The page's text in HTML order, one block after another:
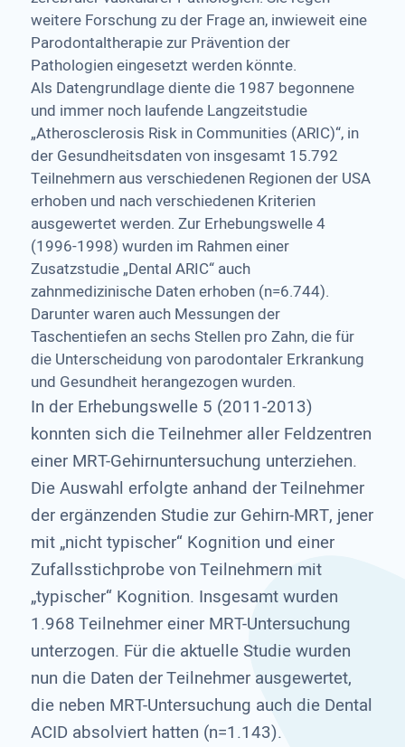
weitere Forschung zu der Frage an, inwieweit eine
Parodontaltherapie zur Prävention der
Pathologien eingesetzt werden könnte.
Als Datengrundlage diente die 1987 begonnene
und immer noch laufende Langzeitstudie
„Atherosclerosis Risk in Communities (ARIC)“, in
der Gesundheitsdaten von insgesamt 15.792
Teilnehmern aus verschiedenen Regionen der USA
erhoben und nach verschiedenen Kriterien
ausgewertet werden. Zur Erhebungswelle 4
(1996-1998) wurden im Rahmen einer
Zusatzstudie „Dental ARIC“ auch
zahnmedizinische Daten erhoben (n=6.744).
Darunter waren auch Messungen der
Taschentiefen an sechs Stellen pro Zahn, die für
die Unterscheidung von parodontaler Erkrankung
und Gesundheit herangezogen wurden.
In der Erhebungswelle 5 (2011-2013)
konnten sich die Teilnehmer aller Feldzentren
einer MRT-Gehirnuntersuchung unterziehen.
Die Auswahl erfolgte anhand der Teilnehmer
der ergänzenden Studie zur Gehirn-MRT, jener
mit „nicht typischer“ Kognition und einer
Zufallsstichprobe von Teilnehmern mit
„typischer“ Kognition. Insgesamt wurden
1.968 Teilnehmer einer MRT-Untersuchung
unterzogen. Für die aktuelle Studie wurden
nun die Daten der Teilnehmer ausgewertet,
die neben MRT-Untersuchung auch die Dental
ACID absolviert hatten (n=1.143).